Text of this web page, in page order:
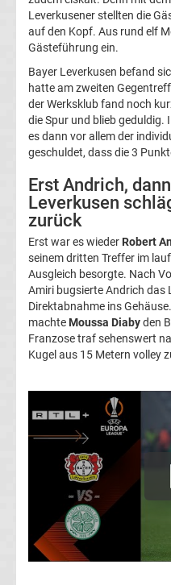
Fußball
WM
Fußball
EM
Amateurfußball
Transfergerüchte
Transferticker
-
vom
Transfermarkt
Trainerentlassungen
Bundesliga
Leverkusener stellten die
auf den Kopf. Aus rund elf
Gästeführung ein.
Bayer Leverkusen befand
hatte am zweiten
der Werksklub fand noch
die Spur und blieb geduldig.
es dann vor allem der
geschuldet, dass die 3
Erst Andrich,
Leverkusen
zurück
Erst war es wieder Robert
seinem dritten Treffer im
Ausgleich besorgte. Nach
Amiri bugsierte Andrich das
Direktabnahme ins
machte Moussa Diabyden
Franzose traf sehenswert
Kugel aus 15 Metern volley